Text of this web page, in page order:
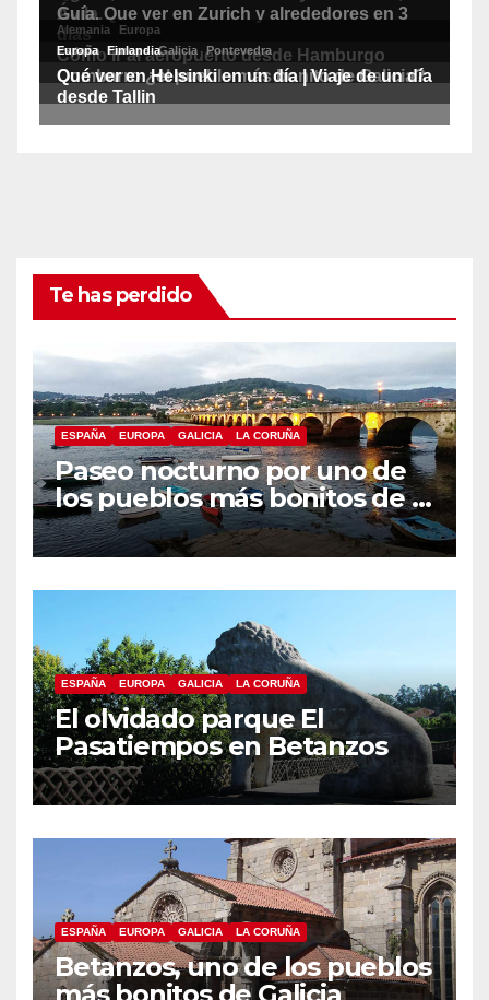
Te has perdido
ESPAÑA EUROPA GALICIA LA CORUÑA
Paseo nocturno por uno de
los pueblos más bonitos de A
Coruña, Puentedeume
ESPAÑA EUROPA GALICIA LA CORUÑA
El olvidado parque El
Pasatiempos en Betanzos
ESPAÑA EUROPA GALICIA LA CORUÑA
Betanzos, uno de los pueblos